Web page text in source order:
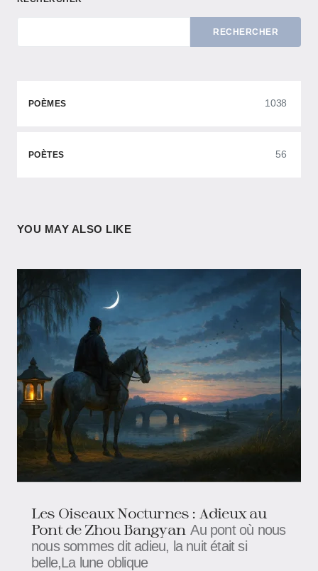
RECHERCHER
POÈMES 1038
POÈTES 56
YOU MAY ALSO LIKE
Les Oiseaux Nocturnes : Adieux au
Pont​ de Zhou Bangyan Au pont où nous
nous sommes dit adieu, la nuit était si
belle,La lune oblique